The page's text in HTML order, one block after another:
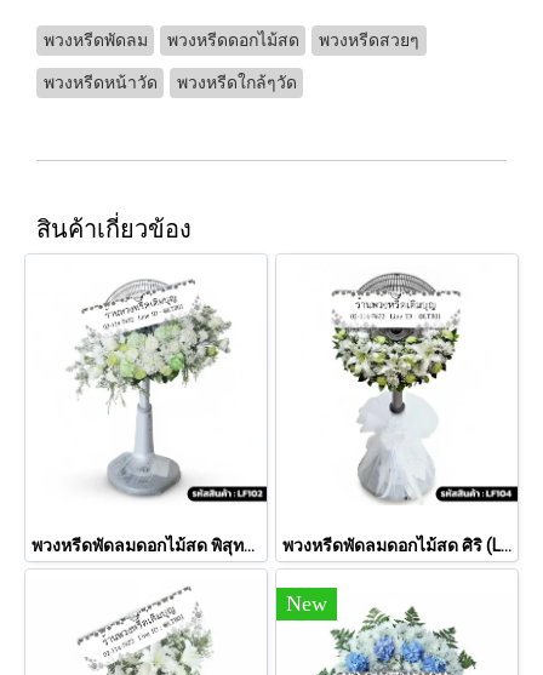
พวงหรีดพัดลม พวงหรีดดอกไม้สด พวงหรีดสวยๆ
พวงหรีดหน้าวัด พวงหรีดใกล้ๆวัด
สินค้าเกี่ยวข้อง
พวงหรีดพัดลมดอกไม้สด พิสุทธิ์ (LF102) พวงหรีดพัดลมดอกไม้สด ศิริ (LF104)
New